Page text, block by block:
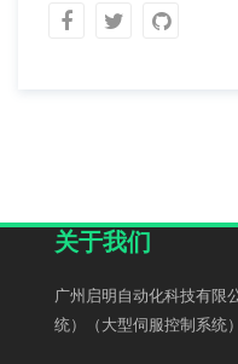
关于我们
广州启明自动化科技有限
统）（大型伺服控制系统